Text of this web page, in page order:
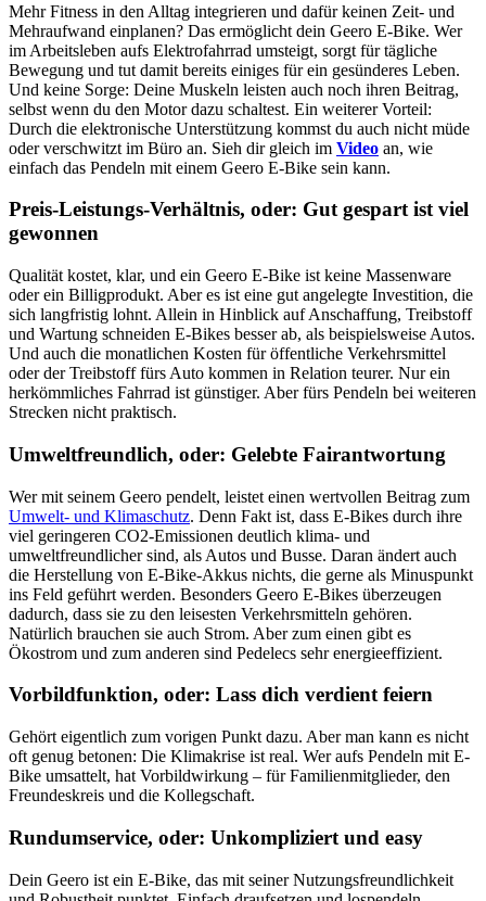
Mehr Fitness in den Alltag integrieren und dafür keinen Zeit- und
Mehraufwand einplanen? Das ermöglicht dein Geero E-Bike. Wer
im Arbeitsleben aufs Elektrofahrrad umsteigt, sorgt für tägliche
Bewegung und tut damit bereits einiges für ein gesünderes Leben.
Und keine Sorge: Deine Muskeln leisten auch noch ihren Beitrag,
selbst wenn du den Motor dazu schaltest. Ein weiterer Vorteil:
Durch die elektronische Unterstützung kommst du auch nicht müde
oder verschwitzt im Büro an. Sieh dir gleich im Video an, wie
einfach das Pendeln mit einem Geero E-Bike sein kann.
Preis-Leistungs-Verhältnis, oder: Gut gespart ist viel
gewonnen
Qualität kostet, klar, und ein Geero E-Bike ist keine Massenware
oder ein Billigprodukt. Aber es ist eine gut angelegte Investition, die
sich langfristig lohnt. Allein in Hinblick auf Anschaffung, Treibstoff
und Wartung schneiden E-Bikes besser ab, als beispielsweise Autos.
Und auch die monatlichen Kosten für öffentliche Verkehrsmittel
oder der Treibstoff fürs Auto kommen in Relation teurer. Nur ein
herkömmliches Fahrrad ist günstiger. Aber fürs Pendeln bei weiteren
Strecken nicht praktisch.
Umweltfreundlich, oder: Gelebte Fairantwortung
Wer mit seinem Geero pendelt, leistet einen wertvollen Beitrag zum
Umwelt- und Klimaschutz. Denn Fakt ist, dass E-Bikes durch ihre
viel geringeren CO2-Emissionen deutlich klima- und
umweltfreundlicher sind, als Autos und Busse. Daran ändert auch
die Herstellung von E-Bike-Akkus nichts, die gerne als Minuspunkt
ins Feld geführt werden. Besonders Geero E-Bikes überzeugen
dadurch, dass sie zu den leisesten Verkehrsmitteln gehören.
Natürlich brauchen sie auch Strom. Aber zum einen gibt es
Ökostrom und zum anderen sind Pedelecs sehr energieeffizient.
Vorbildfunktion, oder: Lass dich verdient feiern
Gehört eigentlich zum vorigen Punkt dazu. Aber man kann es nicht
oft genug betonen: Die Klimakrise ist real. Wer aufs Pendeln mit E-
Bike umsattelt, hat Vorbildwirkung – für Familienmitglieder, den
Freundeskreis und die Kollegschaft.
Rundumservice, oder: Unkompliziert und easy
Dein Geero ist ein E-Bike, das mit seiner Nutzungsfreundlichkeit